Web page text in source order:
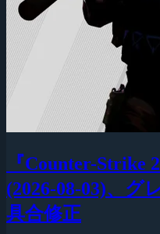
『Counter-Strike
(2026-08-03)、グ
具合修正